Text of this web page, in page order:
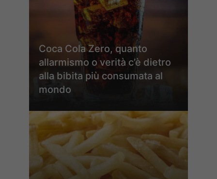
Coca Cola Zero, quanto
allarmismo o verità c’è dietro
alla bibita più consumata al
mondo